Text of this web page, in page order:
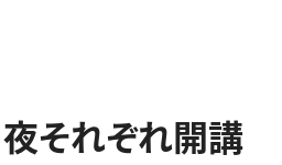
それぞれ開講